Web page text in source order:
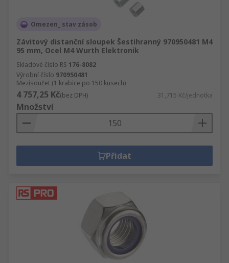
Omezen_ stav zásob
Závitový distanční sloupek Šestihranný 970950481 M4
95 mm, Ocel M4 Wurth Elektronik
Skladové číslo RS 176-8082
Výrobní číslo 970950481
Mezisoučet (1 krabice po 150 kusech)
4 757,25 Kč(bez DPH) 31,715 Kč/jednotka
Množství
Přidat